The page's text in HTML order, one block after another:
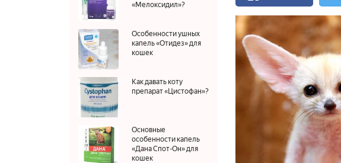
«Мелоксидил»?
Особенности ушных
капель «Отидез» для
кошек
Как давать коту
препарат «Цистофан»?
Основные
особенности капель
«Дана Спот-Он» для
кошек